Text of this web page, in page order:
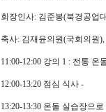
회장인사: 김준봉(북경공업
축사: 김재윤의원(국회의원
11:00-12:00 강의 1 : 전통
12:00-13:20 점심 식사 -
13:20-13:30 온돌 실습장으로